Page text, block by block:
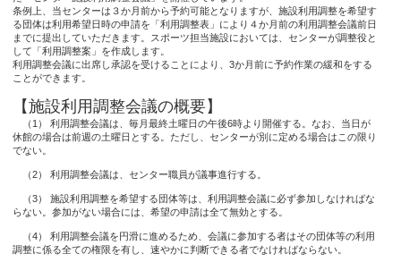
条例上、当センターは３か月前から予約可能となりますが、施設利用調整を希望す
る団体は利用希望日時の申請を「利用調整表」により４か月前の利用調整会議前日
までに提出していただきます。スポーツ担当施設においては、センターが調整役と
して「利用調整案」を作成します。
利用調整会議に出席し承認を受けることにより、3か月前に予約作業の緩和をする
ことができます。
【施設利用調整会議の概要】
（1） 利用調整会議は、毎月最終土曜日の午後6時より開催する。なお、当日が
休館の場合は前週の土曜日とする。ただし、センターが別に定める場合はこの限り
でない。
（2） 利用調整会議は、センター職員が議事進行する。
（3） 施設利用調整を希望する団体等は、利用調整会議に必ず参加しなければな
らない。参加がない場合には、希望の申請は全て無効とする。
（4） 利用調整会議を円滑に進めるため、会議に参加する者はその団体等の利用
調整に係る全ての権限を有し、速やかに判断できる者でなければならない。